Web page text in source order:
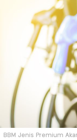
BBM Jenis Premium